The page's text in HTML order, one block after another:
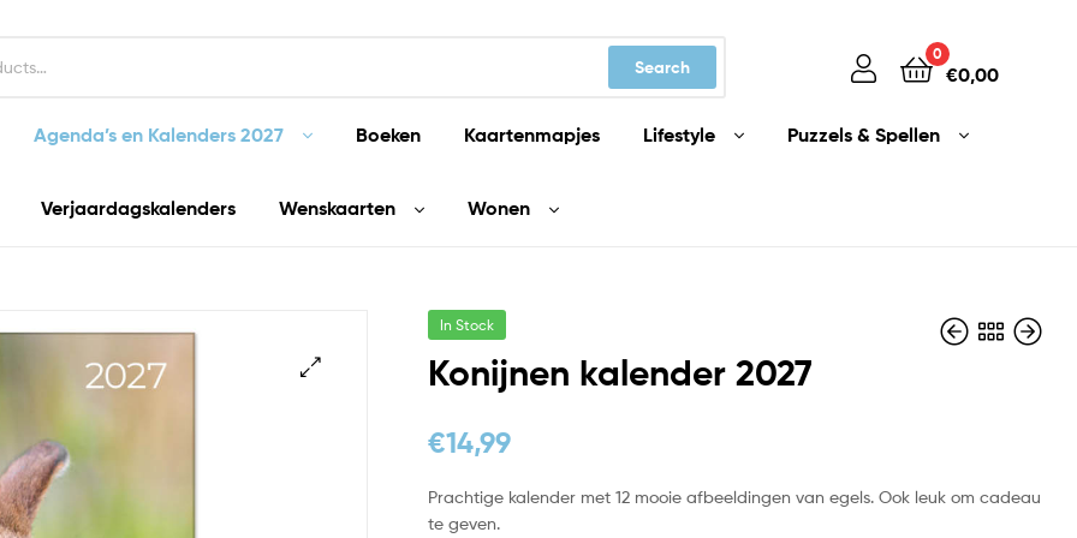
Search
0
€0,00
Agenda’s en Kalenders 2027 Boeken Kaartenmapjes Lifestyle Puzzels & Spellen
Verjaardagskalenders Wenskaarten Wonen
In Stock
Konijnen kalender 2027
€14,99
Prachtige kalender met 12 mooie afbeeldingen van egels. Ook leuk om cadeau
te geven.